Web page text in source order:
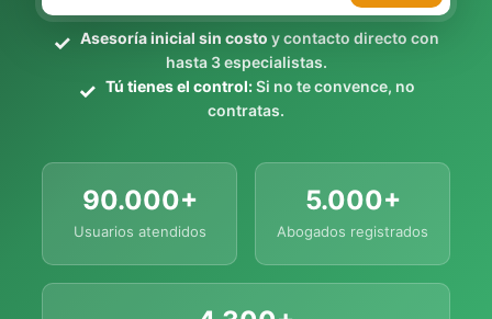
Asesoría inicial sin costo y contacto directo con
hasta 3 especialistas.
Tú tienes el control:Si no te convence, no
contratas.
90.000+
Usuarios atendidos
5.000+
Abogados registrados